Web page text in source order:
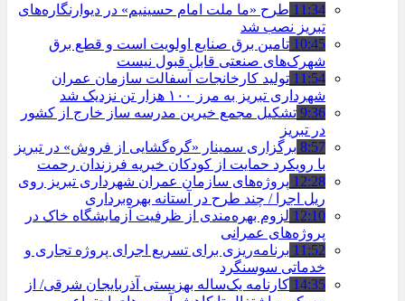
11:34 طرح «ما ملت امام حسینیم» در دیوارنگاره‌های
تبریز نصب شد
10:45 تامین برق صنایع اولویت است و قطع برق
شهرک‌های صنعتی قابل قبول نیست
11:54 تولید کارخانجات آسفالت سازمان عمران
شهرداری تبریز به مرز ۱۰۰ هزار تن نزدیک شد
9:36 تشکیل مجمع خیرین مدرسه ‌ساز خارج از کشور
در تبریز
8:57 برگزاری سمینار «گره‌گشایی از فروش» در تبریز
با رویکرد حمایت از کودکان خیریه فرزندان رحمت
12:28 پروژه‌های سازمان عمران شهرداری تبریز روی
ریل اجرا / چند طرح در آستانه بهره‌برداری
12:10 لزوم بهره‌مندی از ظرفیت آزمایشگاه خاک در
پروژه‌های عمرانی
11:52 برنامه‌ریزی برای تسریع اجرای پروژه تجاری و
خدماتی سوسنگرد
14:35 کارنامه یک‌ساله بهزیستی آذربایجان شرقی/ از